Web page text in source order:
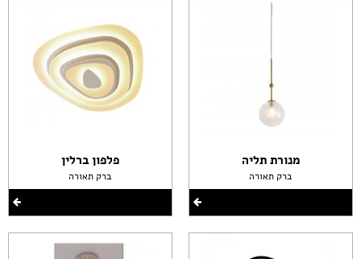
מנורת תליה
ברק תאורה
פלפון ברלין
ברק תאורה